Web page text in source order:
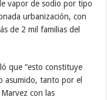
vapor de sodio por tipo
urbanización, con
de 2 mil familias del
que “esto constituye
asumido, tanto por el
con las